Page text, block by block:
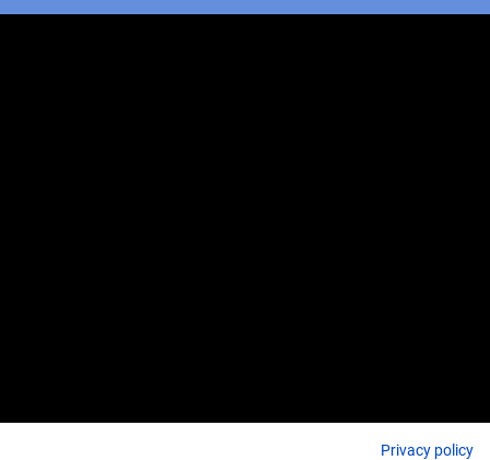
Privacy policy